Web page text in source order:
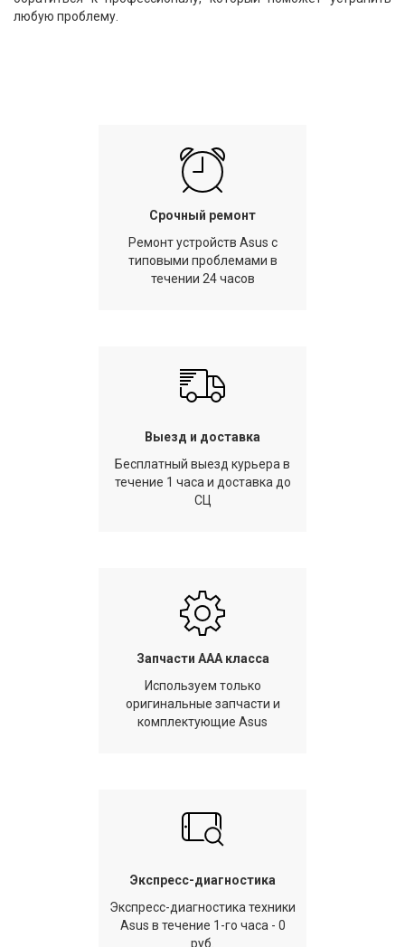
любую проблему.
Срочный ремонт
Ремонт устройств Asus с
типовыми проблемами в
течении 24 часов
Выезд и доставка
Бесплатный выезд курьера в
течение 1 часа и доставка до
СЦ
Запчасти AAA класса
Используем только
оригинальные запчасти и
комплектующие Asus
Экспресс-диагностика
Экспресс-диагностика техники
Asus в течение 1-го часа - 0
руб.